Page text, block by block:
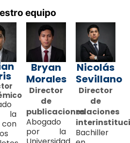
equipo
la
con
Bryan
Morales
Director
de
publicaciones
Abogado
por la
Nicolás
Sevillano
Director
de
relaciones
Bachiller